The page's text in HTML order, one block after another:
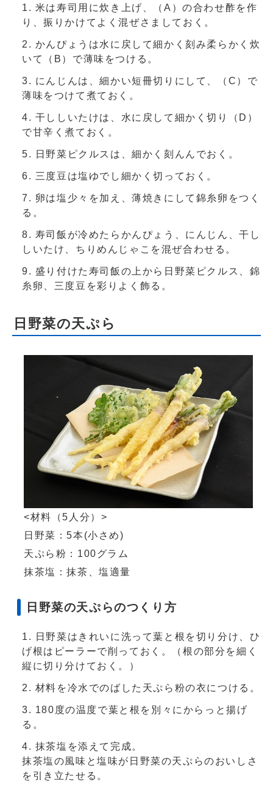
米は寿司用に炊き上げ、（A）の合わせ酢を作
り、振りかけてよく混ぜさましておく。
かんぴょうは水に戻して細かく刻み柔らかく炊
いて（B）で薄味をつける。
にんじんは、細かい短冊切りにして、（C）で
薄味をつけて煮ておく。
干ししいたけは、水に戻して細かく切り（D）
で甘辛く煮ておく。
日野菜ピクルスは、細かく刻んんでおく。
三度豆は塩ゆでし細かく切っておく。
卵は塩少々を加え、薄焼きにして錦糸卵をつく
る。
寿司飯が冷めたらかんぴょう、にんじん、干し
しいたけ、ちりめんじゃこを混ぜ合わせる。
盛り付けた寿司飯の上から日野菜ピクルス、錦
糸卵、三度豆を彩りよく飾る。
日野菜の天ぷら
<材料（5人分）>
日野菜：5本(小さめ)
天ぷら粉：100グラム
抹茶塩：抹茶、塩適量
日野菜の天ぷらのつくり方
日野菜はきれいに洗って葉と根を切り分け、ひ
げ根はピーラーで削っておく。（根の部分を細く
縦に切り分けておく。）
材料を冷水でのばした天ぷら粉の衣につける。
180度の温度で葉と根を別々にからっと揚げ
る。
抹茶塩を添えて完成。
抹茶塩の風味と塩味が日野菜の天ぷらのおいしさ
を引き立たせる。